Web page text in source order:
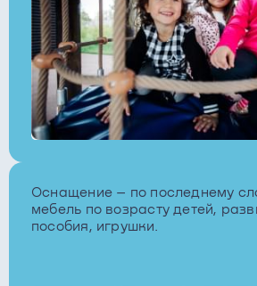
Оснащение – по последнему
мебель по возрасту детей,
пособия, игрушки.